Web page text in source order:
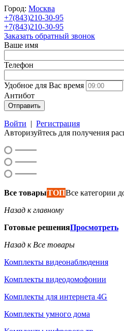
Город: Москва
+7(843)210-30-95
+7(843)210-30-95
Заказать обратный звонок
Ваше имя
Телефон
Удобное для Вас время
Антибот
Отправить
Войти | Регистрация
Авторизуйтесь для получения
Все товарыТОПВсе категории
Назад к главному
Готовые решенияПросмотреть
Назад к Все товары
Комплекты видеонаблюдения
Комплекты видеодомофонии
Комплекты для интернета 4G
Комплекты умного дома